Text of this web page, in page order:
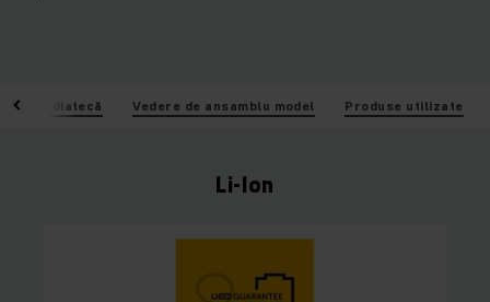
Mediatecă Vedere de ansamblu model Produse utilizate
Li-Ion